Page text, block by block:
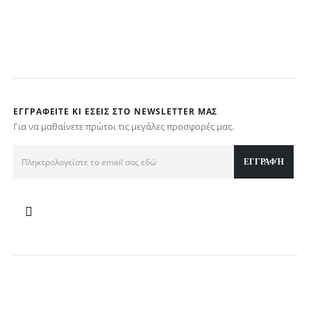
ΕΓΓΡΑΦΕΊΤΕ ΚΙ ΕΣΕΊΣ ΣΤΟ NEWSLETTER ΜΑΣ
Για να μαθαίνετε πρώτοι τις μεγάλες προσφορές μας.